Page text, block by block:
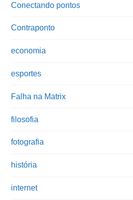
Conectando pontos
Contraponto
economia
esportes
Falha na Matrix
filosofia
fotografia
história
internet